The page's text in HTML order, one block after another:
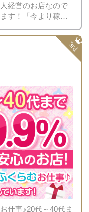
経営のお店なので
す！「今より稼ぎ
仕事♪20代～40代ま